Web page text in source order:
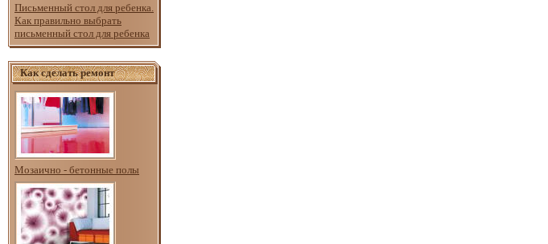
Письменный стол для ребенка.
Как правильно выбрать
письменный стол для ребенка
Как сделать ремонт
Мозаично - бетонные полы